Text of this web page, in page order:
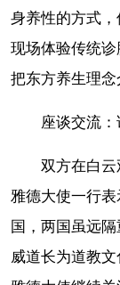
身养性的方式
现场体验传统
把东方养生理念
座谈交流
双方在白
雅德大使一行
国，两国虽远
威道长为道教